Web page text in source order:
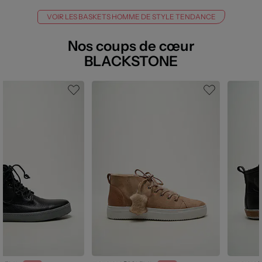
VOIR LES BASKETS HOMME DE STYLE TENDANCE
Nos coups de cœur
BLACKSTONE